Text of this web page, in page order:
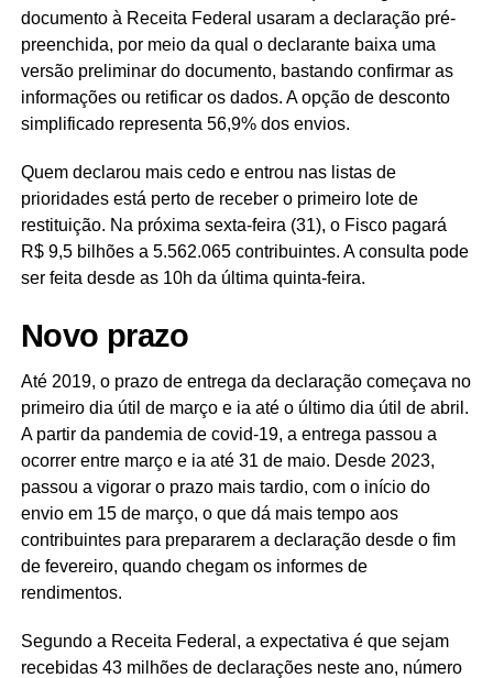
documento à Receita Federal usaram a declaração pré-
preenchida, por meio da qual o declarante baixa uma
versão preliminar do documento, bastando confirmar as
informações ou retificar os dados. A opção de desconto
simplificado representa 56,9% dos envios.
Quem declarou mais cedo e entrou nas listas de
prioridades está perto de receber o primeiro lote de
restituição. Na próxima sexta-feira (31), o Fisco pagará
R$ 9,5 bilhões a 5.562.065 contribuintes. A consulta pode
ser feita desde as 10h da última quinta-feira.
Novo prazo
Até 2019, o prazo de entrega da declaração começava no
primeiro dia útil de março e ia até o último dia útil de abril.
A partir da pandemia de covid-19, a entrega passou a
ocorrer entre março e ia até 31 de maio. Desde 2023,
passou a vigorar o prazo mais tardio, com o início do
envio em 15 de março, o que dá mais tempo aos
contribuintes para prepararem a declaração desde o fim
de fevereiro, quando chegam os informes de
rendimentos.
Segundo a Receita Federal, a expectativa é que sejam
recebidas 43 milhões de declarações neste ano, número